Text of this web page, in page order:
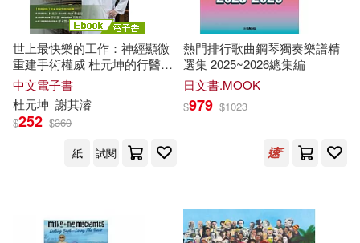
宋炳坤(3)
實業之日本社海外版編輯部(3)
小悅龍工作室（主編）(3)
尤靜波(3) 張中行(3)
張晏誠(3)
太雅出版社(9)
安徽文藝出版社(9) 悅文社(9)
湖南文藝出版社(9)
人民軍醫出版社(8)
世上最快樂的工作：神經顯微
重建手術權威 杜元坤的行醫哲
學 (電子書)
中文電子書
杜元坤 謝其濬
$252 $360
紙
試閱
熱門排行歌曲鋼琴獨奏樂譜精
選集 2025~2026總集編
日文書.MOOK
$979 $1023